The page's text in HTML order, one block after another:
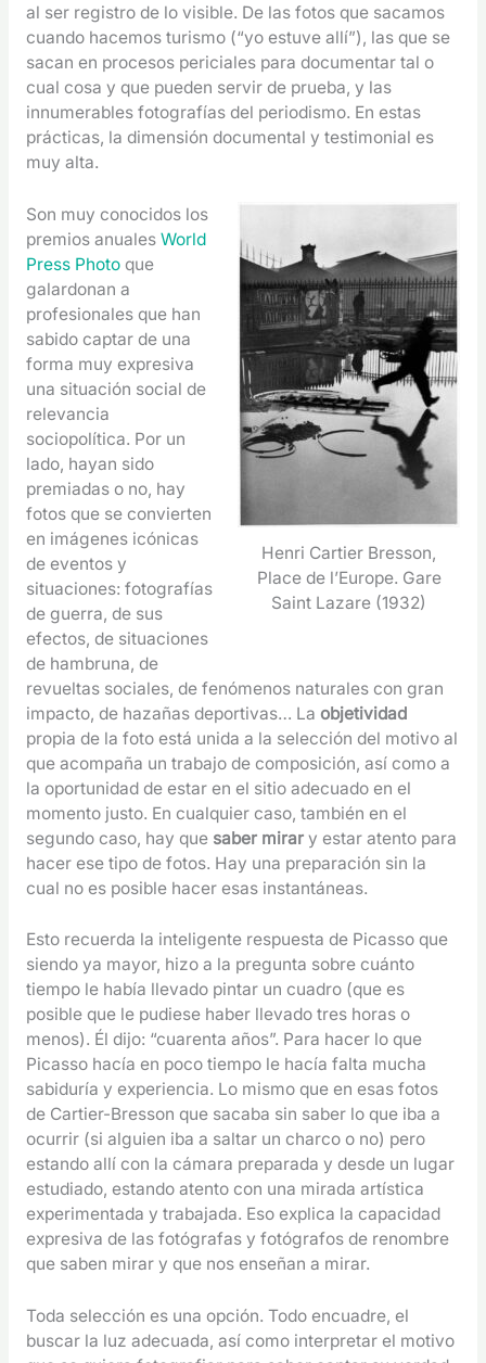
al ser registro de lo visible. De las fotos que sacamos
cuando hacemos turismo (“yo estuve allí”), las que se
sacan en procesos periciales para documentar tal o
cual cosa y que pueden servir de prueba, y las
innumerables fotografías del periodismo. En estas
prácticas, la dimensión documental y testimonial es
muy alta.
Henri Cartier Bresson,
Place de l’Europe. Gare
Saint Lazare (1932)
Son muy conocidos los
premios anuales World
Press Photoque
galardonan a
profesionales que han
sabido captar de una
forma muy expresiva
una situación social de
relevancia
sociopolítica. Por un
lado, hayan sido
premiadas o no, hay
fotos que se convierten
en imágenes icónicas
de eventos y
situaciones: fotografías
de guerra, de sus
efectos, de situaciones
de hambruna, de
revueltas sociales, de fenómenos naturales con gran
impacto, de hazañas deportivas… La objetividad
propia de la foto está unida a la selección del motivo al
que acompaña un trabajo de composición, así como a
la oportunidad de estar en el sitio adecuado en el
momento justo. En cualquier caso, también en el
segundo caso, hay que saber mirary estar atento para
hacer ese tipo de fotos. Hay una preparación sin la
cual no es posible hacer esas instantáneas.
Esto recuerda la inteligente respuesta de Picasso que
siendo ya mayor, hizo a la pregunta sobre cuánto
tiempo le había llevado pintar un cuadro (que es
posible que le pudiese haber llevado tres horas o
menos). Él dijo: “cuarenta años”. Para hacer lo que
Picasso hacía en poco tiempo le hacía falta mucha
sabiduría y experiencia. Lo mismo que en esas fotos
de Cartier-Bresson que sacaba sin saber lo que iba a
ocurrir (si alguien iba a saltar un charco o no) pero
estando allí con la cámara preparada y desde un lugar
estudiado, estando atento con una mirada artística
experimentada y trabajada. Eso explica la capacidad
expresiva de las fotógrafas y fotógrafos de renombre
que saben mirar y que nos enseñan a mirar.
Toda selección es una opción. Todo encuadre, el
buscar la luz adecuada, así como interpretar el motivo